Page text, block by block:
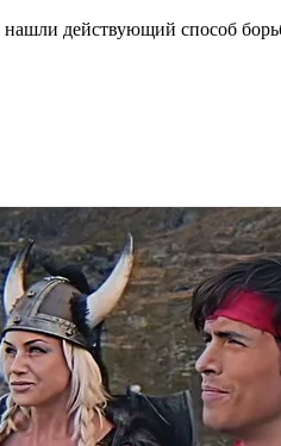
действующий способ